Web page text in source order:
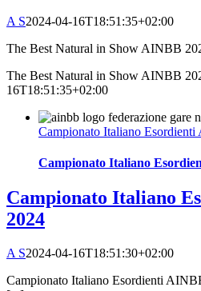
A S2024-04-16T18:51:35+02:00
The Best Natural in Show AINBB
The Best Natural in Show AINBB
16T18:51:35+02:00
Campionato Italiano
Campionato Italiano
Campionato Italiano
2024
A S2024-04-16T18:51:30+02:00
Campionato Italiano Esordienti